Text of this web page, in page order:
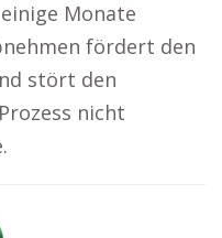
Monate
fördert den
stört den
nicht